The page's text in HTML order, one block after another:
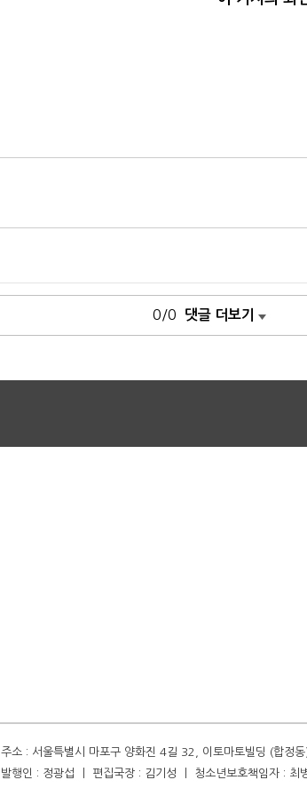
0/0 댓글 더보기
주소 : 서울특별시 마포구 양화진 4길 32, 이토마토빌딩 (합
발행인 : 정광섭 ㅣ 편집국장 : 김기성 ㅣ 청소년보호책임자